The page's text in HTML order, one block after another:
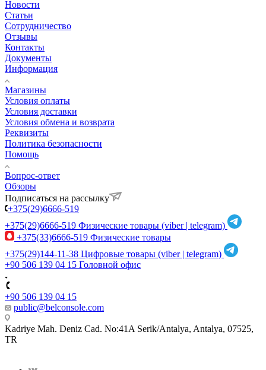
Новости
Статьи
Сотрудничество
Отзывы
Контакты
Документы
Информация
Магазины
Условия оплаты
Условия доставки
Условия обмена и возврата
Реквизиты
Политика безопасности
Помощь
Вопрос-ответ
Обзоры
Подписаться на рассылку
+375(29)6666-519
+375(29)6666-519 Физические товары (viber | telegram)
+375(33)6666-519 Физические товары
+375(29)144-11-38 Цифровые товары (viber | telegram)
+90 506 139 04 15 Головной офис
+90 506 139 04 15
public@belconsole.com
Kadriye Mah. Deniz Cad. No:41A Serik/Antalya, Antalya, 07525,
TR